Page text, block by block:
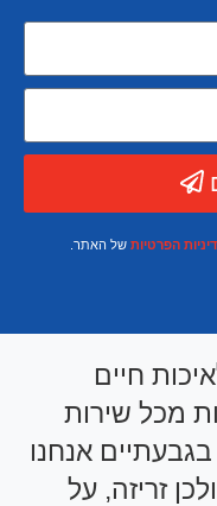
הפרטיות של האתר.
חיים
מכל שירות
אנחנו
זריזה, על